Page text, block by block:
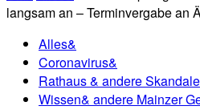
langsam an – Terminvergabe an
Alles&
Coronavirus&
Rathaus & andere Skandale
Wissen& andere Mainzer